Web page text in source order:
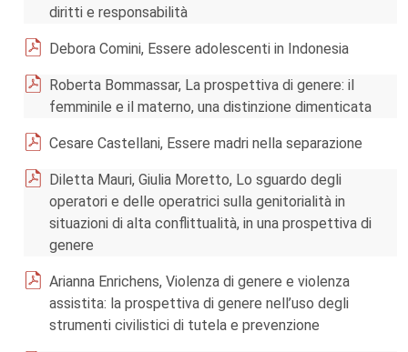
diritti e responsabilità
Debora Comini, Essere adolescenti in Indonesia
Roberta Bommassar, La prospettiva di genere: il
femminile e il materno, una distinzione dimenticata
Cesare Castellani, Essere madri nella separazione
Diletta Mauri, Giulia Moretto, Lo sguardo degli
operatori e delle operatrici sulla genitorialità in
situazioni di alta conflittualità, in una prospettiva di
genere
Arianna Enrichens, Violenza di genere e violenza
assistita: la prospettiva di genere nell’uso degli
strumenti civilistici di tutela e prevenzione